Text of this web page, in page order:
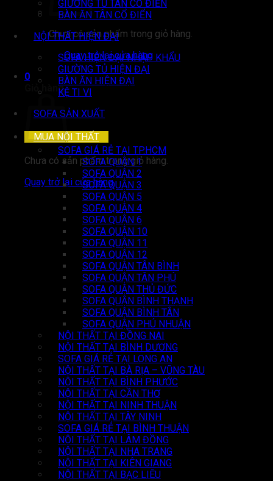
Chưa có sản phẩm trong giỏ hàng.
Quay trở lại cửa hàng
0
Giỏ hàng
Chưa có sản phẩm trong giỏ hàng.
Quay trở lại cửa hàng
GIƯỜNG TỦ TÂN CỔ ĐIỂN
BÀN ĂN TÂN CỔ ĐIỂN
NỘI THẤT HIỆN ĐẠI
SOFA HIỆN ĐẠI NHẬP KHẨU
GIƯỜNG TỦ HIỆN ĐẠI
BÀN ĂN HIỆN ĐẠI
KỆ TI VI
SOFA SẢN XUẤT
MUA NỘI THẤT
SOFA GIÁ RẺ TẠI TP.HCM
SOFA QUẬN 1
SOFA QUẬN 2
SOFA QUẬN 3
SOFA QUẬN 5
SOFA QUẬN 4
SOFA QUẬN 6
SOFA QUẬN 10
SOFA QUẬN 11
SOFA QUẬN 12
SOFA QUẬN TÂN BÌNH
SOFA QUẬN TÂN PHÚ
SOFA QUẬN THỦ ĐỨC
SOFA QUẬN BÌNH THẠNH
SOFA QUẬN BÌNH TÂN
SOFA QUẬN PHÚ NHUẬN
NỘI THẤT TẠI ĐỒNG NAI
NỘI THẤT TẠI BÌNH DƯƠNG
SOFA GIÁ RẺ TẠI LONG AN
NỘI THẤT TẠI BÀ RỊA – VŨNG TÀU
NỘI THẤT TẠI BÌNH PHƯỚC
NỘI THẤT TẠI CẦN THƠ
NỘI THẤT TẠI NINH THUẬN
NỘI THẤT TẠI TÂY NINH
SOFA GIÁ RẺ TẠI BÌNH THUẬN
NỘI THẤT TẠI LÂM ĐỒNG
NỘI THẤT TẠI NHA TRANG
NỘI THẤT TẠI KIÊN GIANG
NỘI THẤT TẠI BẠC LIÊU